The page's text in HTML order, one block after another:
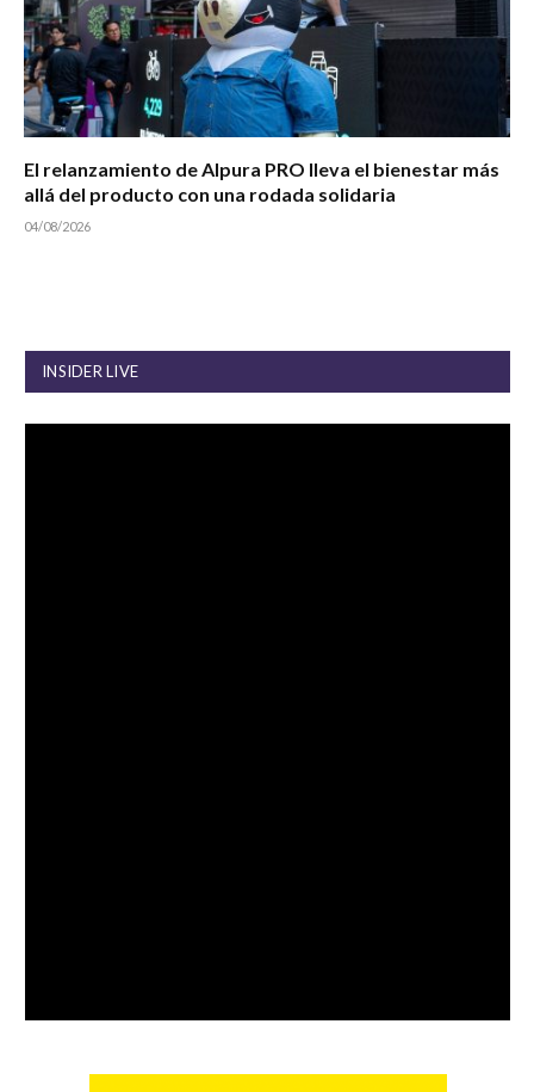
El relanzamiento de Alpura PRO lleva el bienestar más
allá del producto con una rodada solidaria
04/08/2026
INSIDER LIVE